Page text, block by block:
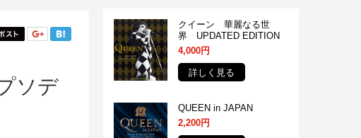
ソデ
クイーン 華麗なる世
界 UPDATED EDITION
4,000円
詳しく見る
QUEEN in JAPAN
2,200円